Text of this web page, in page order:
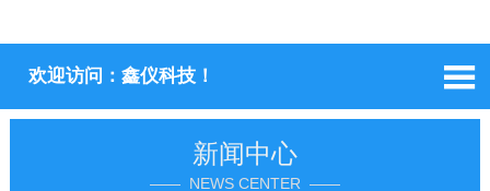
欢迎访问：鑫仪科技！ 
新闻中心
—— NEWS CENTER ——